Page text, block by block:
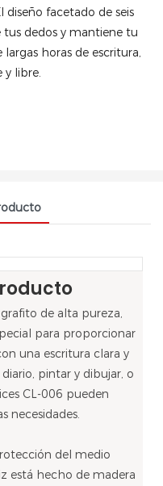
facetado de seis
dedos y mantiene tu
horas de escritura,
y libre.
de alta pureza,
para proporcionar
una escritura clara y
pintar y dibujar, o
CL-006 pueden
necesidades.
del medio
está hecho de madera